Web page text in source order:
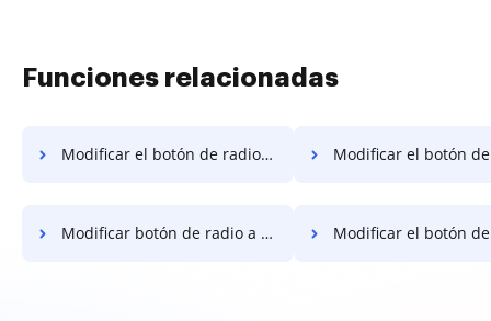
Funciones relacionadas
Modificar el botón de radio a plantilla para iniciar sesión en macOS Modificar el botón de radio a plantilla para iniciar
Modificar botón de radio a plantilla para iniciar sesión en escritorio Modificar el botón de radio a plantilla para iniciar